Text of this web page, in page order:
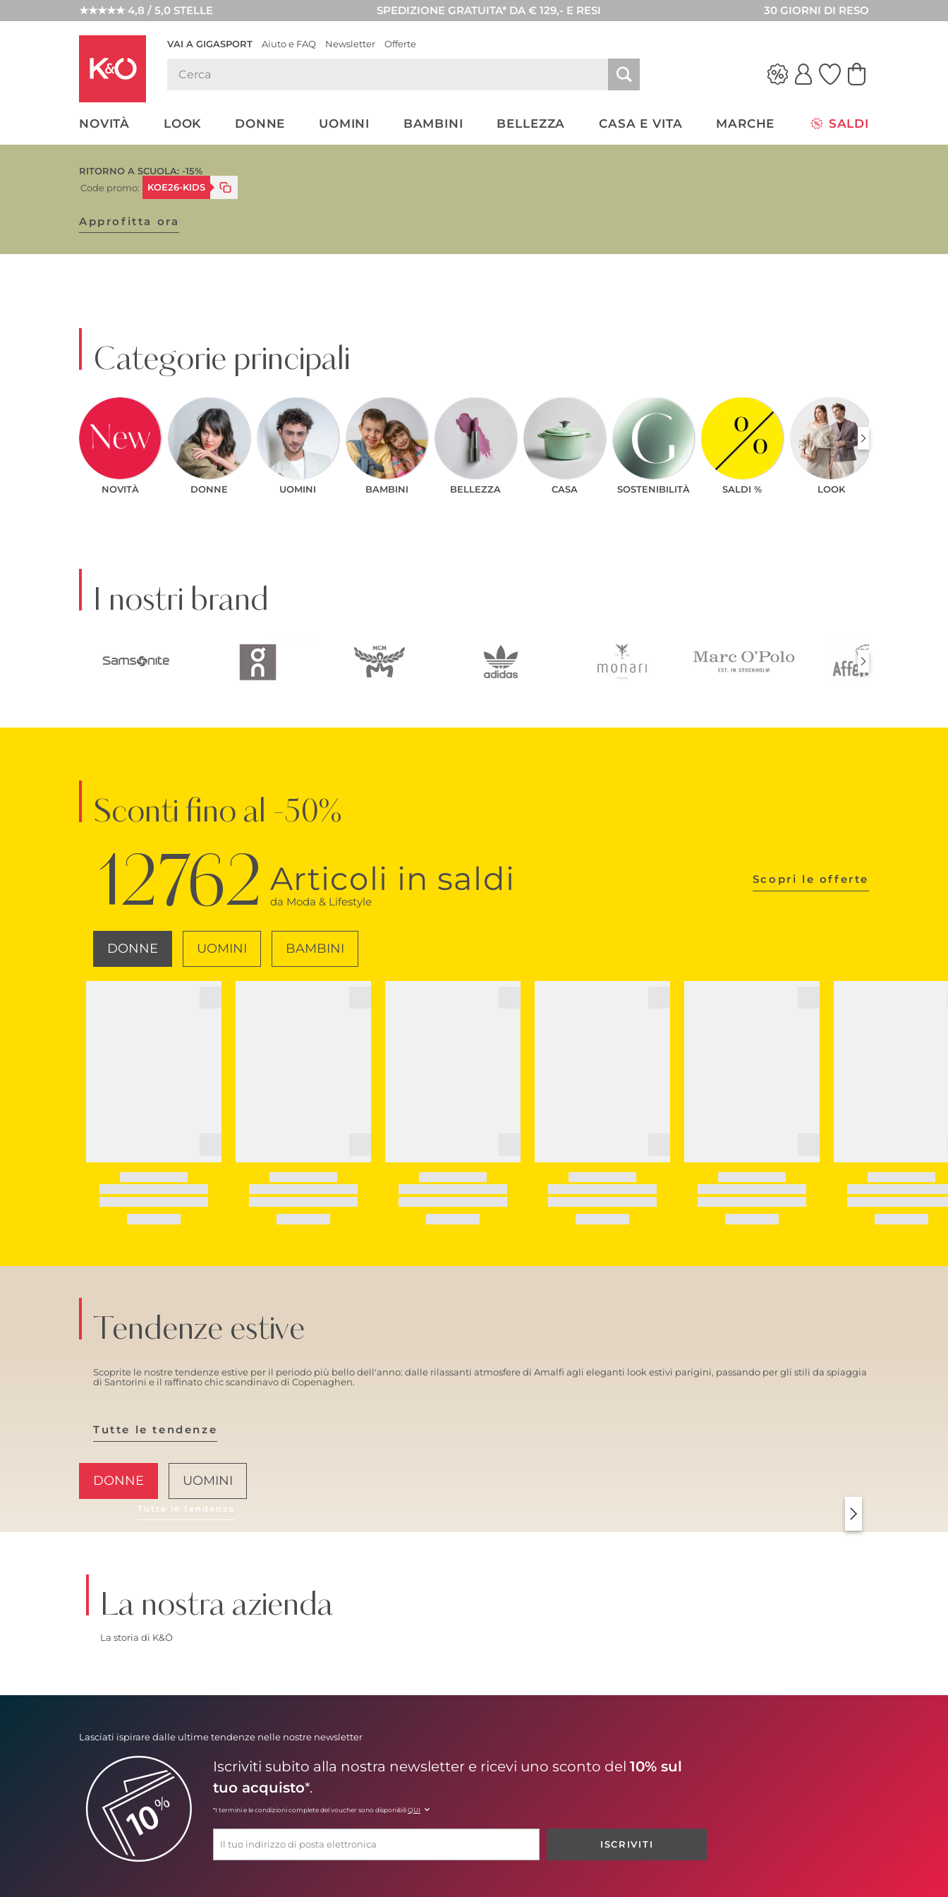
★★★★★ 4,8 / 5,0 STELLE SPEDIZIONE GRATUITA* DA € 129,- E RESI 30 GIORNI DI RESO
VAI A GIGASPORT Aiuto e FAQ Newsletter Offerte
NOVITÀ LOOK DONNE UOMINI BAMBINI BELLEZZA CASA E VITA MARCHE SALDI
LOOK
WEDDING
RITORNO A SCUOLA: -15%
Code promo:
KOE26-KIDS
Approfitta ora
Categorie principali
NOVITÀ DONNE UOMINI BAMBINI BELLEZZA CASA SOSTENIBILITÀ SALDI % LOOK
I nostri brand
Sconti fino al -50%
12762 Articoli in saldi
da Moda & Lifestyle
Scopri le offerte
DONNE UOMINI BAMBINI
Tendenze estive
Scoprite le nostre tendenze estive per il periodo più bello dell'anno: dalle rilassanti atmosfere di Amalfi agli eleganti look estivi parigini, passando per gli stili da spiaggia
di Santorini e il raffinato chic scandinavo di Copenaghen.
Tutte le tendenze
DONNE UOMINI
Tutte le tendenze
La nostra azienda
La storia di K&Ö
Lasciati ispirare dalle ultime tendenze nelle nostre newsletter
Iscriviti subito alla nostra newsletter e ricevi uno sconto del 10% sul
tuo acquisto*.
*I termini e le condizioni complete del voucher sono disponibiliQUI
ISCRIVITI